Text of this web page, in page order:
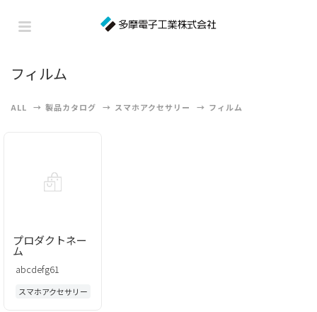
フィルム
ALL 製品カタログ スマホアクセサリー フィルム
プロダクトネー
ム
abcdefg61
スマホアクセサリー